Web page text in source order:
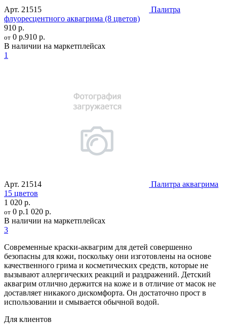
Арт. 21515
Палитра
флуоресцентного аквагрима (8 цветов)
910 р.
от 0 р.910 р.
В наличии на маркетплейсах
1
Арт. 21514
Палитра аквагрима
15 цветов
1 020 р.
от 0 р.1 020 р.
В наличии на маркетплейсах
3
Современные краски-аквагрим для детей совершенно
безопасны для кожи, поскольку они изготовлены на основе
качественного грима и косметических средств, которые не
вызывают аллергических реакций и раздражений. Детский
аквагрим отлично держится на коже и в отличие от масок не
доставляет никакого дискомфорта. Он достаточно прост в
использовании и смывается обычной водой.
Для клиентов